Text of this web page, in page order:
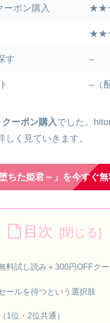
ーポン購入
す –
–（
ーポン購入でした。
く見ていきます。
ちた姫君～」を今すぐ
目次
料試し読み＋300円OFFク
ールを待つという選択肢
1位・2位共通）